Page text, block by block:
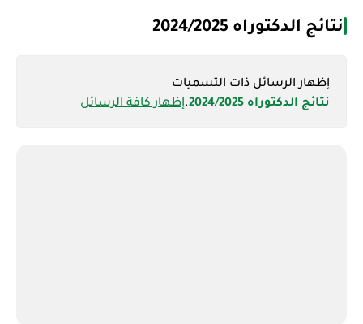
نتائج الدكتوراه 2024/2025
‏إظهار الرسائل ذات التسميات
نتائج الدكتوراه 2024/2025
.إظهار كافة الرسائل